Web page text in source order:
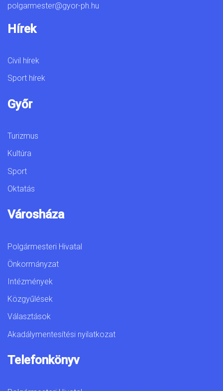
polgarmester@gyor-ph.hu
Hírek
Civil hírek
Sport hírek
Győr
Turizmus
Kultúra
Sport
Oktatás
Városháza
Polgármesteri Hivatal
Önkormányzat
Intézmények
Közgyűlések
Választások
Akadálymentesítési nyilatkozat
Telefonkönyv